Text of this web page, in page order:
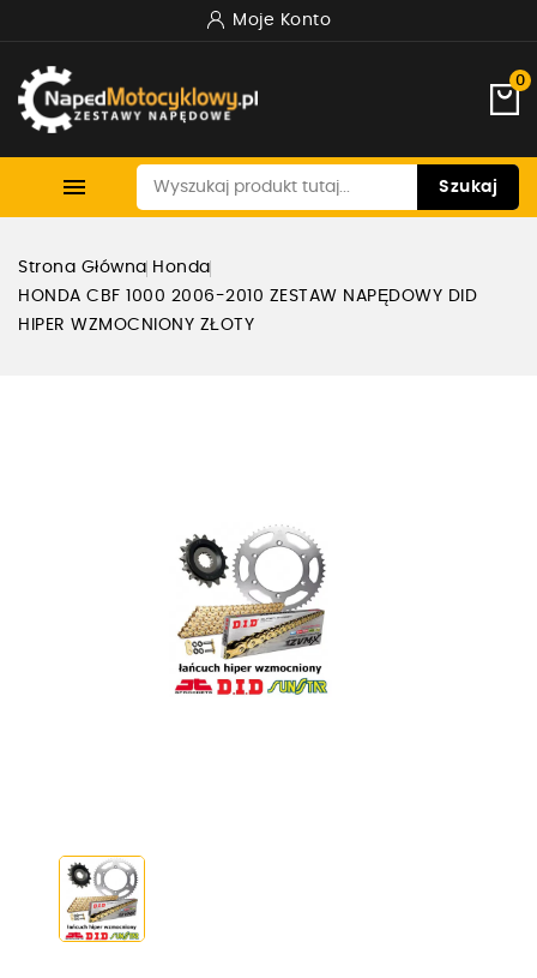
Moje Konto
0
 Szukaj
Strona Główna Honda
HONDA CBF 1000 2006-2010 ZESTAW NAPĘDOWY DID
HIPER WZMOCNIONY ZŁOTY